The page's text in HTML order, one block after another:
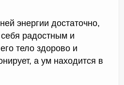
энергии достаточно,
радостным и
тело здорово и
а ум находится в